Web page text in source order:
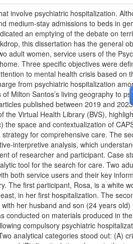
involve psychiatric hospitalization.
medium-stay admissions to beds in
an emptying of the debate on
this dissertation has the general
adult women, service users of the
Three specific objectives were
to mental health crisis based on
from psychiatric hospitalization
Milton Santos’s living geography to
published between 2019 and
Virtual Health Library (BVS),
space and contextualization of
for comprehensive care. The
interpretive analysis, which
of researcher and participant. Case
tool for the search for care. Two
both service users and their key
The first participant, Rosa, is a white
in her first hospitalization. The
her husband and son (24 years old)
conducted on materials produced in
compulsory psychiatric
analytical categories stood out: (A)